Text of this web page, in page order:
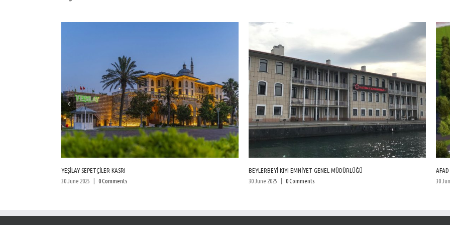
YEŞİLAY SEPETÇİLER KASRI
30 June 2025 | 0 Comments
BEYLERBEYİ KIYI EMNİYET GENEL MÜDÜRLÜĞÜ
30 June 2025 | 0 Comments
AFAD
30 June